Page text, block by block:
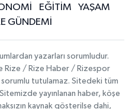
EĞİTİM
YAŞAM
GÜNDEMİ
yazarları sorumludur.
Rize / Rize Haber / Rizespor
tutulamaz. Sitedeki tüm
yayınlanan haber, köşe
kaynak gösterilse dahi,